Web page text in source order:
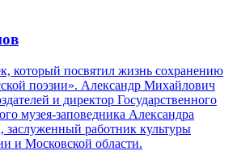
который посвятил жизнь сохранению
поэзии». Александр Михайлович
и директор Государственного
музея‑заповедника Александра
работник культуры
и Московской области.